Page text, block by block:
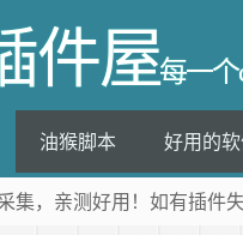
件屋每一
油猴脚本 好用的
集，亲测好用！如有插件